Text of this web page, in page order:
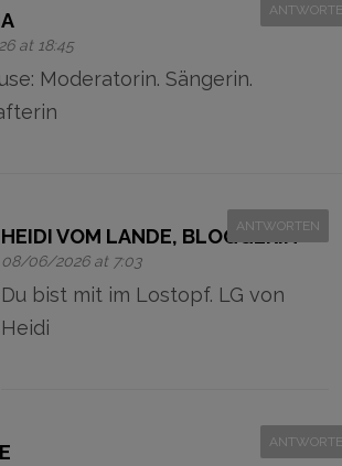
at 18:45
Moderatorin. Sängerin.
HEIDI VOM LANDE, BLOGGERIN
08/06/2026 at 7:03
ANTWORTEN
Du bist mit im Lostopf. LG von
Heidi